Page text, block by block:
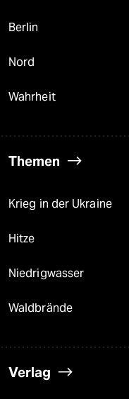
Berlin
Nord
Wahrheit
Themen
Krieg in der Ukraine
Hitze
Niedrigwasser
Waldbrände
Verlag